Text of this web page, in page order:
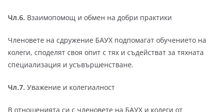
Чл.6. Взаимопомощ и обмен на добри практики
Членовете на сдружение БАУХ подпомагат обучението на
колеги, споделят своя опит с тях и съдействат за тяхната
специализация и усъвършенстване.
Чл.7. Уважение и колегиалност
В отношенията си с членовете на БАУХ и колеги от